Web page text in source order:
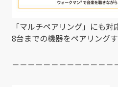
「マルチペアリング」にも対
8台までの機器をペアリング
－－－－－－－－－－－－－